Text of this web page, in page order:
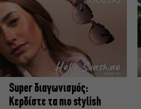
Super διαγωνισμός:
Κερδίστε τα πιο stylish